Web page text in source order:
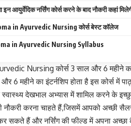
इन आयुर्वेदिक नर्सिंग कोर्स करने के बाद नौकरी कहां
in Ayurvedic Nursing कोर्स बेस्ट कॉलेज
in Ayurvedic Nursing Syllabus
Nursing कोर्स 3 साल और 6 महीने का
6 महीने का इंटर्नशिप होता है इस कोर्स में
देखभाल अभ्यास में शामिल करने के
करना चाहते हैं,जिसमें आपको अच्छी
सकते हैं और नर्सिंग की फील्ड में अपना